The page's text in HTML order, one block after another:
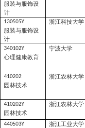
服装与服饰设
计
130505Y
服装与服饰设
计
浙江科技大学
340102Y
心理健康教育
宁波大学
410202
园林技术
浙江农林大学
410202Y
园林技术
浙江农林大学
440503Y 浙江工业大学